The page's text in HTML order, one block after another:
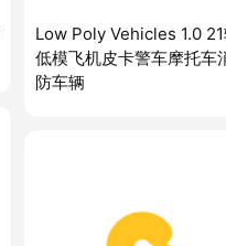
Low Poly Vehicles 1.0
低模飞机皮卡警车摩托车
防车辆